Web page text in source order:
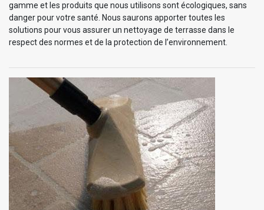
gamme et les produits que nous utilisons sont écologiques, sans
danger pour votre santé. Nous saurons apporter toutes les
solutions pour vous assurer un nettoyage de terrasse dans le
respect des normes et de la protection de l’environnement.